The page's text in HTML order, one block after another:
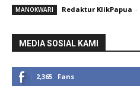
MANOKWARI Redaktur KlikPapua -
MEDIA SOSIAL KAMI
2,365 Fans